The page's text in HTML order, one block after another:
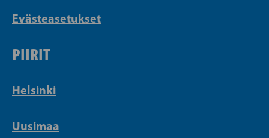
Evästeasetukset
PIIRIT
Helsinki
Uusimaa